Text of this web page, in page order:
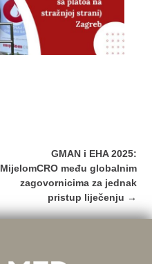
GMAN i EHA 2025:
MijelomCRO među globalnim
zagovornicima za jednak
pristup liječenju →